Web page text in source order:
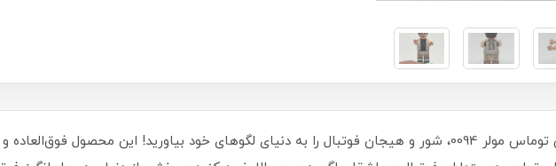
با مینی فیگور لگویی توماس مولر 0094، شور و هیجان فوتبال را به دنیای لگوهای خود بیاورید! این